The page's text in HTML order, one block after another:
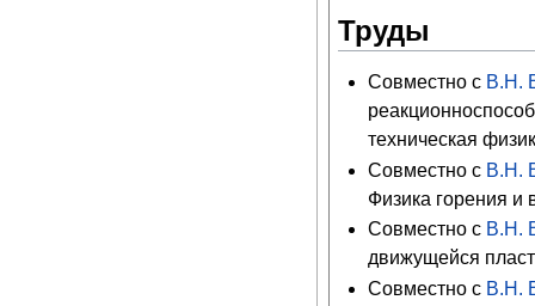
Труды
Совместно с В.Н.
техническая
Совместно с В.Н.
Физика горения
Совместно с В.Н.
движущейся
Совместно с В.Н.